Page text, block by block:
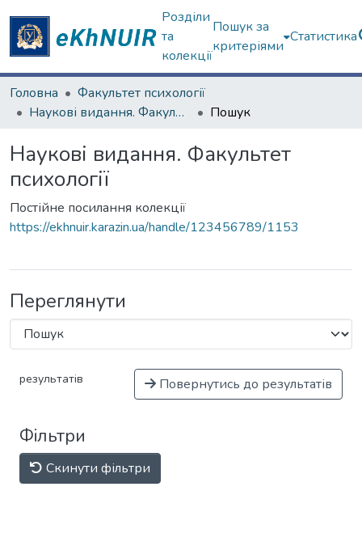
Розділи
та
колекції
Пошук за
критеріями
Статистика
Головна
Факультет психології
Наукові видання. Факультет психології
Пошук
Наукові видання. Факультет
психології
Постійне посилання колекції
https://ekhnuir.karazin.ua/handle/123456789/1153
Переглянути
результатів Повернутись до результатів
Фільтри
Скинути фільтри